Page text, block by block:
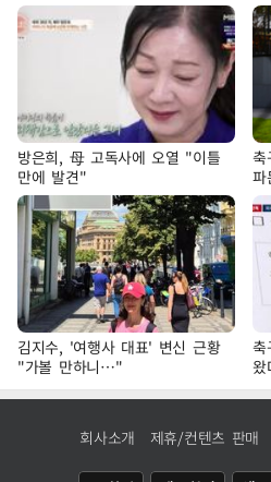
방은희, 母 고독사에 오열 "이틀
만에 발견"
축
파
김지수, '여행사 대표' 변신 근황
"가볼 만하니…"
축
왔
회사소개 제휴/컨텐츠 판매